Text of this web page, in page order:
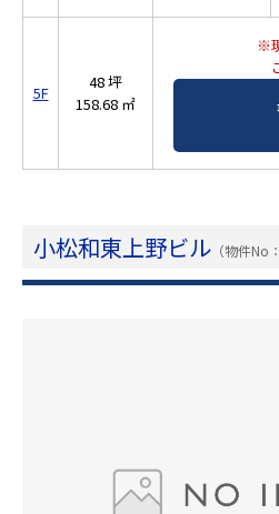
5F
48 坪
158.68 ㎡
※
小松和東上野ビル （物件No